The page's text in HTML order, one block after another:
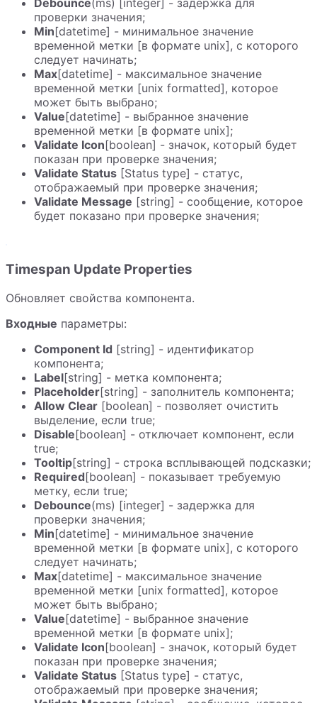
проверки значения;
Min[datetime] - минимальное значение
временной метки [в формате unix], с которого
следует начинать;
Max[datetime] - максимальное значение
временной метки [unix formatted], которое
может быть выбрано;
Value[datetime] - выбранное значение
временной метки [в формате unix];
Validate Icon[boolean] - значок, который будет
показан при проверке значения;
Validate Status [Status type] - статус,
отображаемый при проверке значения;
Validate Message [string] - сообщение, которое
будет показано при проверке значения;
Timespan Update Properties
Обновляет свойства компонента.
Входные параметры:
Component Id [string] - идентификатор
компонента;
Label[string] - метка компонента;
Placeholder[string] - заполнитель компонента;
Allow Clear [boolean] - позволяет очистить
выделение, если true;
Disable[boolean] - отключает компонент, если
true;
Tooltip[string] - строка всплывающей подсказки;
Required[boolean] - показывает требуемую
метку, если true;
Debounce(ms) [integer] - задержка для
проверки значения;
Min[datetime] - минимальное значение
временной метки [в формате unix], с которого
следует начинать;
Max[datetime] - максимальное значение
временной метки [unix formatted], которое
может быть выбрано;
Value[datetime] - выбранное значение
временной метки [в формате unix];
Validate Icon[boolean] - значок, который будет
показан при проверке значения;
Validate Status [Status type] - статус,
отображаемый при проверке значения;